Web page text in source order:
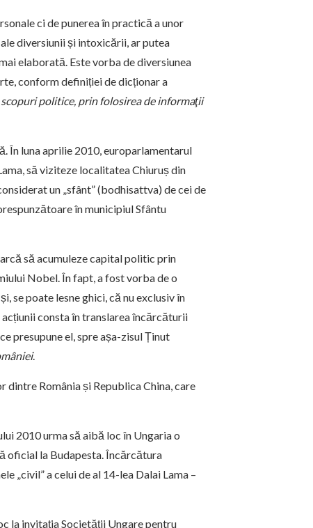
ci de punerea în practică a unor
diversiunii și intoxicării, ar putea
elaborată. Este vorba de diversiunea
conform definiției de dicționar a
politice, prin folosirea de informaţii
În luna aprilie 2010, europarlamentarul
să viziteze localitatea Chiuruș din
un „sfânt” (bodhisattva) de cei de
în municipiul Sfântu
să acumuleze capital politic prin
Nobel. În fapt, a fost vorba de o
se poate lesne ghici, că nu exclusiv în
consta în translarea încărcăturii
presupune el, spre așa-zisul Ținut
.
România și Republica China, care
2010 urma să aibă loc în Ungaria o
oficial la Budapesta. Încărcătura
„civil” a celui de al 14-lea Dalai Lama –
la invitația Societății Ungare pentru